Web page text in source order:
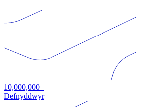
10,000,000+
Defnyddwyr